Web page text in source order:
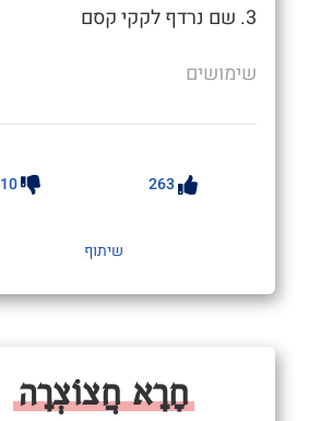
3. שם נרדף לקקי קסם
שימושים
263
10
שיתוף
חָרָא חֲצוֹצְרָה